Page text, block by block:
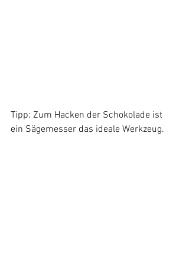
Tipp: Zum Hacken der Schokolade ist
ein Sägemesser das ideale Werkzeug.